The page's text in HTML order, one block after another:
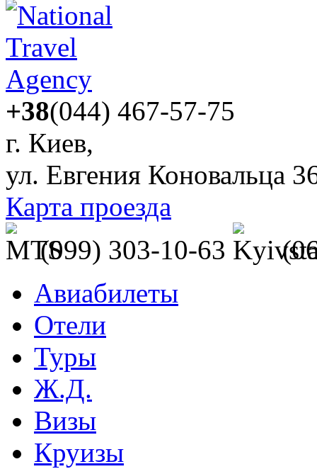
+38(044) 467-57-75
г. Киев,
ул. Евгения Коновальца
Карта проезда
(099) 303-10-63
Авиабилеты
Отели
Туры
Ж.Д.
Визы
Круизы